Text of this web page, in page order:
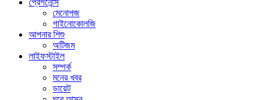
মেনোপজ
গাইনোকোলজি
আপনার শিশু
অটিজম
লাইফস্টাইল
সম্পর্ক
মনের খবর
ডায়েট